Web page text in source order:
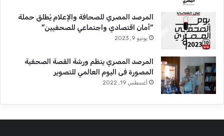
المرصد المصري للصحافة والإعلام يُطلق حملة
“أمان اقتصادي واجتماعي للصحفيين”
يونيو 9, 2023
المرصد المصري ينظم ورشة القصة الصحفية
المصورة فى اليوم العالمي للتصوير
أغسطس 19, 2022